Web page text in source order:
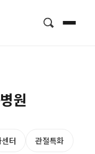
원
터 관절특화